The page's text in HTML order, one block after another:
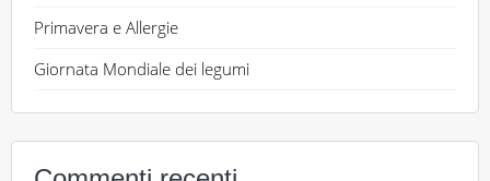
Primavera e Allergie
Giornata Mondiale dei legumi